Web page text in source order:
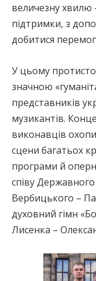
величезну хвилю
підтримки, з
добитися
У цьому
значною
представників
музикантів.
виконавців
сцени багатьох
програми й
співу
Вербицького –
духовний гімн
Лисенка –